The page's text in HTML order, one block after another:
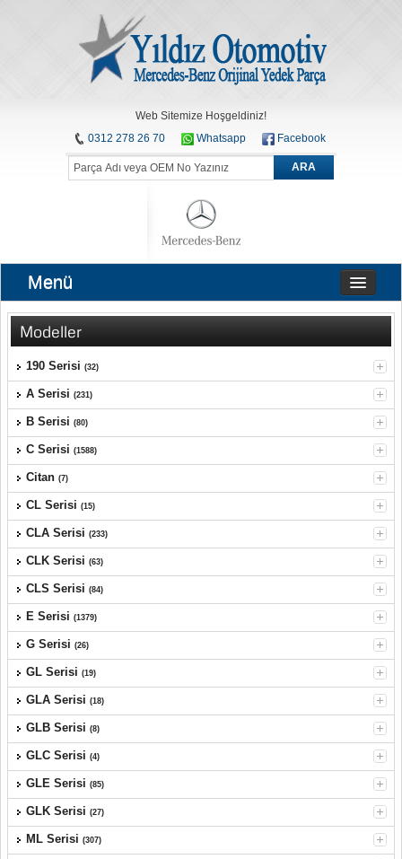
Web Sitemize Hoşgeldiniz!
0312 278 26 70
Whatsapp Facebook
ARA
Menü
Modeller
190 Serisi (32)
A Serisi (231)
B Serisi (80)
C Serisi (1588)
Citan (7)
CL Serisi (15)
CLA Serisi (233)
CLK Serisi (63)
CLS Serisi (84)
E Serisi (1379)
G Serisi (26)
GL Serisi (19)
GLA Serisi (18)
GLB Serisi (8)
GLC Serisi (4)
GLE Serisi (85)
GLK Serisi (27)
ML Serisi (307)